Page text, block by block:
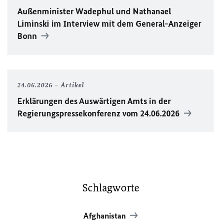
Außenminister Wadephul und Nathanael
Liminski im Interview mit dem General-Anzeiger
Bonn
24.06.2026 Artikel
Erklärungen des Auswärtigen Amts in der
Regierungspressekonferenz vom 24.06.2026
Schlagworte
Afghanistan